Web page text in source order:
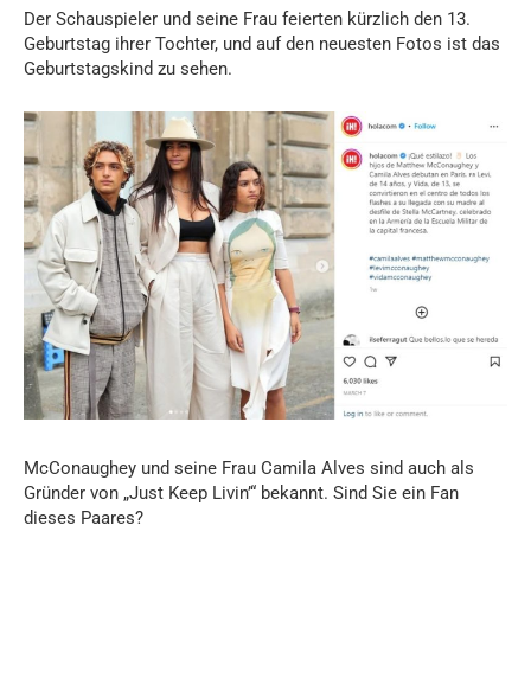
Der Schauspieler und seine Frau feierten kürzlich den 13.
Geburtstag ihrer Tochter, und auf den neuesten Fotos ist das
Geburtstagskind zu sehen.
McConaughey und seine Frau Camila Alves sind auch als
Gründer von „Just Keep Livin’“ bekannt. Sind Sie ein Fan
dieses Paares?